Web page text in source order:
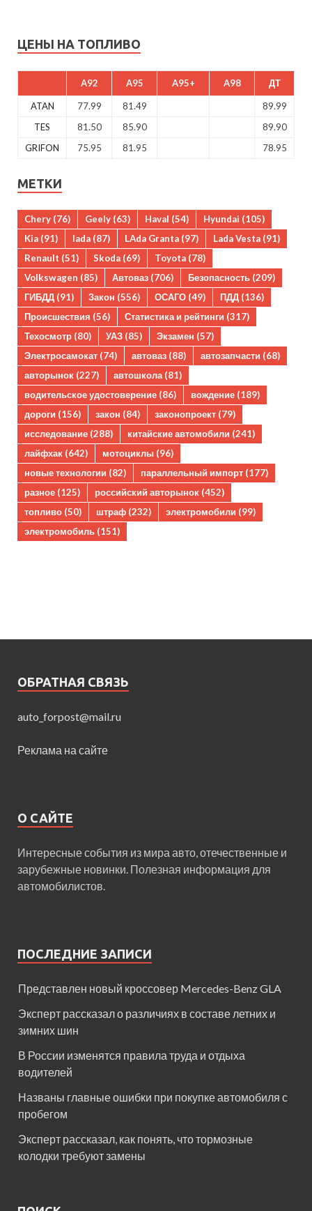
ЦЕНЫ НА ТОПЛИВО
A92 A95 A95+ A98 ДТ
ATAN 77.99 81.49
89.99
TES
81.50 85.90
89.90
GRIFON
75.95 81.95 78.95
МЕТКИ
Chery (76) Geely (63) Haval (54) Hyundai (105)
Kia (91) lada (87) LAda Granta (97) Lada Vesta (91)
Renault (51) Skoda (69) Toyota (78)
Volkswagen (85) Автоваз (706) Безопасность (209)
ГИБДД (91) Закон (556) ОСАГО (49) ПДД (136)
Происшествия (56) Статистика и рейтинги (317)
Техосмотр (80) УАЗ (85) Экзамен (57)
Электросамокат (74) автоваз (88) автозапчасти (68)
авторынок (227) автошкола(81)
водительское удостоверение (86) вождение (189)
дороги (156) закон (84) законопроект (79)
исследование (288) китайские автомобили (241)
лайфхак (642) мотоциклы (96)
новые технологии (82) параллельный импорт (177)
разное (125) российский авторынок (452)
топливо (50) штраф (232) электромобили (99)
электромобиль (151)
ОБРАТНАЯ СВЯЗЬ
auto_forpost@mail.ru
Реклама на сайте
О САЙТЕ
Интересные события из мира авто, отечественные и
зарубежные новинки. Полезная информация для
автомобилистов.
ПОСЛЕДНИЕ ЗАПИСИ
Представлен новый кроссовер Mercedes-Benz GLA
Эксперт рассказал о различиях в составе летних и
зимних шин
В России изменятся правила труда и отдыха
водителей
Названы главные ошибки при покупке автомобиля с
пробегом
Эксперт рассказал, как понять, что тормозные
колодки требуют замены